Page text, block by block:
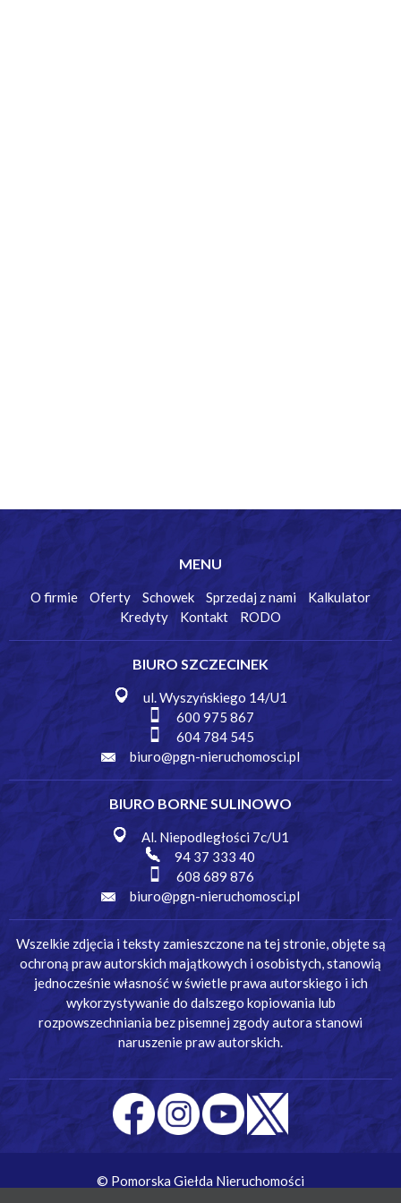
MENU
O firmie Oferty Schowek Sprzedaj z nami
Kalkulator
Kredyty
Kontakt RODO
BIURO SZCZECINEK
ul. Wyszyńskiego 14/U1
600 975 867
604 784 545
biuro@pgn-nieruchomosci.pl
BIURO BORNE SULINOWO
Al. Niepodległości 7c/U1
94 37 333 40
608 689 876
biuro@pgn-nieruchomosci.pl
Wszelkie zdjęcia i teksty zamieszczone na tej stronie, objęte są
ochroną praw autorskich majątkowych i osobistych, stanowią
jednocześnie własność w świetle prawa autorskiego i ich
wykorzystywanie do dalszego kopiowania lub
rozpowszechniania bez pisemnej zgody autora stanowi
naruszenie praw autorskich.
© Pomorska Giełda Nieruchomości